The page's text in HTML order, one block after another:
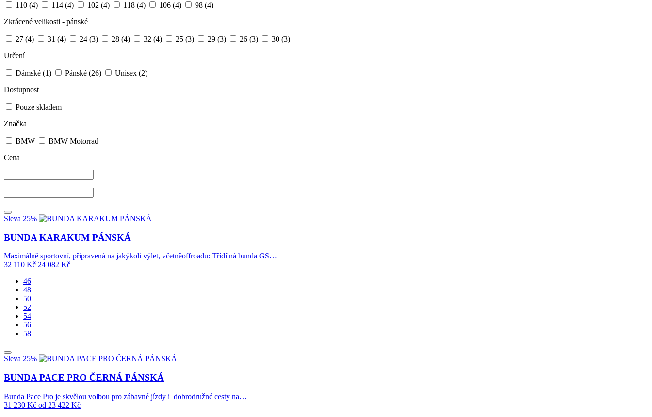
110 (4) 114 (4) 102 (4) 118 (4) 106 (4) 98 (4)
Zkrácené velikosti - pánské
27 (4) 31 (4) 24 (3) 28 (4) 32 (4) 25 (3) 29 (3) 26 (3) 30 (3)
Určení
Dámské (1) Pánské (26) Unisex (2)
Dostupnost
Pouze skladem
Značka
BMW
BMW Motorrad
Cena
Sleva 25%
BUNDA KARAKUM PÁNSKÁ
Maximálně sportovní, připravená na jakýkoli výlet, včetněoffroadu: Třídílná bunda GS…
32 110 Kč 24 082 Kč
46
48
50
52
54
56
58
Sleva 25%
BUNDA PACE PRO ČERNÁ PÁNSKÁ
Bunda Pace Pro je skvělou volbou pro zábavné jízdy i dobrodružné cesty na…
31 230 Kč od 23 422 Kč